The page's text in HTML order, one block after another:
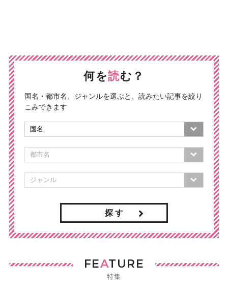
何を読む？
国名・都市名、ジャンルを選ぶと、読みたい記事を絞り
こみできます
探 す
FEATURE
特集